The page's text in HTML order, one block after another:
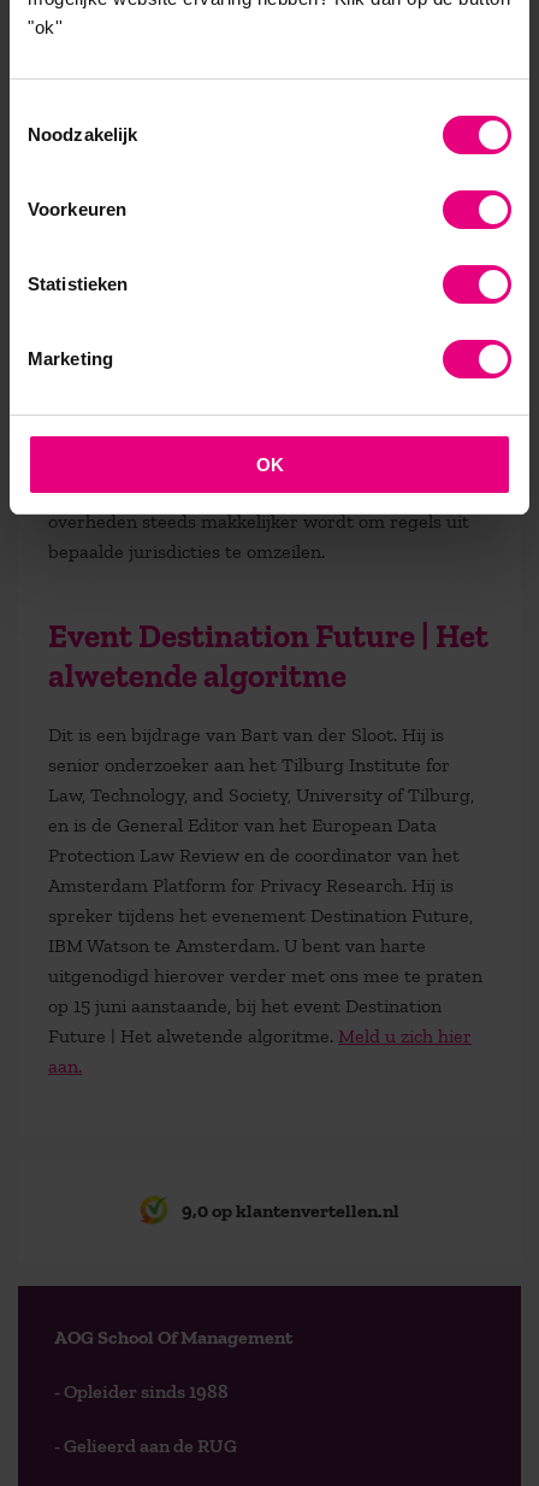
"ok''
Noodzakelijk
Voorkeuren
Statistieken
Marketing
OK
niet zozeer relatieve belangen op het spel te staan,
die kunnen afgewogen tegen andere belangen en
bijvoorbeeld te gaan om stelselmatig
(4)Tot slot komt ook de focus op de juridische
het bij Big Data processen vaak niet zozeer gaat om
juridische rechten die onder druk komen te staan,
waardes. Ook maken de technische ontwikkelingen
raken of omzeild kunnen worden. En de
transnationale gegevensdoorvoer door cloud-
computing maakt dat het voor bedrijven en
overheden steeds makkelijker wordt om regels uit
bepaalde jurisdicties te omzeilen.
Event Destination Future | Het
alwetende algoritme
Dit is een bijdrage van Bart van der Sloot. Hij is
senior onderzoeker aan het Tilburg Institute for
Law, Technology, and Society, University of Tilburg,
en is de General Editor van het European Data
Protection Law Review en de coordinator van het
Amsterdam Platform for Privacy Research. Hij is
spreker tijdens het evenement Destination Future,
IBM Watson te Amsterdam. U bent van harte
uitgenodigd hierover verder met ons mee te praten
op 15 juni aanstaande, bij het event Destination
Future | Het alwetende algoritme. Meld u zich hier
aan.
9,0 op klantenvertellen.nl
AOG School Of Management
- Opleider sinds 1988
- Gelieerd aan de RUG